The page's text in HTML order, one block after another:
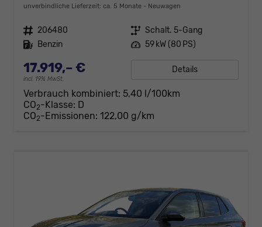
unverbindliche Lieferzeit: ca. 5 Monate Neuwagen
Fahrzeugnr. 206480 Getriebe Schalt. 5-Gang
Kraftstoff Benzin Leistung 59 kW (80 PS)
17.919,– €
incl. 19% MwSt.
Details
Verbrauch kombiniert: 5,40 l/100km
CO2-Klasse: D
CO2-Emissionen: 122,00 g/km